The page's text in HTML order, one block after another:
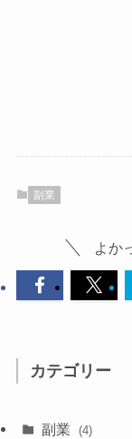
副業
よか
カテゴリー
副業 (4)